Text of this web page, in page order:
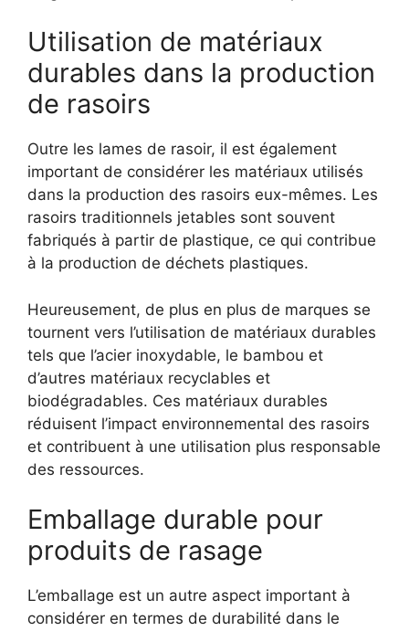
Utilisation de matériaux
durables dans la production
de rasoirs
Outre les lames de rasoir, il est également
important de considérer les matériaux utilisés
dans la production des rasoirs eux-mêmes. Les
rasoirs traditionnels jetables sont souvent
fabriqués à partir de plastique, ce qui contribue
à la production de déchets plastiques.
Heureusement, de plus en plus de marques se
tournent vers l’utilisation de matériaux durables
tels que l’acier inoxydable, le bambou et
d’autres matériaux recyclables et
biodégradables. Ces matériaux durables
réduisent l’impact environnemental des rasoirs
et contribuent à une utilisation plus responsable
des ressources.
Emballage durable pour
produits de rasage
L’emballage est un autre aspect important à
considérer en termes de durabilité dans le